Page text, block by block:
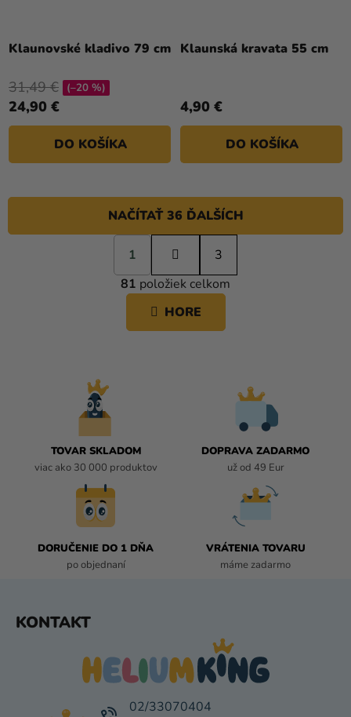
Klaunovské kladivo 79 cm
24,90 €
31,49 € (–20 %)
DO KOŠÍKA
Klaunská kravata 55 cm
4,90 €
DO KOŠÍKA
O
V
L
Á
NAČÍTAŤ 36 ĎALŠÍCH
S
t
r
á
k
o
1
3
81 položiek celkom
HORE
TOVAR SKLADOM
viac ako 30 000 produktov
DOPRAVA ZADARMO
už od 49 Eur
DORUČENIE DO 1 DŇA
po objednaní
VRÁTENIA TOVARU
máme zadarmo
KONTAKT
02/33070404